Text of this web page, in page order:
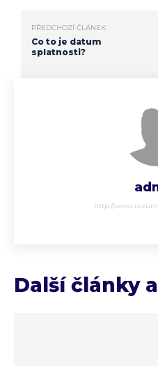
PŘEDCHOZÍ ČLÁNEK
Co to je datum
splatnosti?
http://
Další články